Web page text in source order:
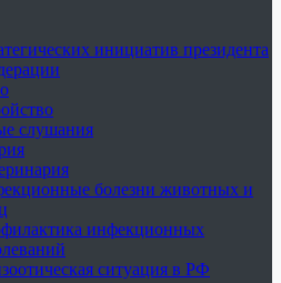
инициатив президента
слушания
болезни животных и
инфекционных
ситуация в РФ